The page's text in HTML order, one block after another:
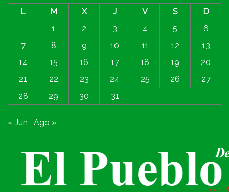
L
M X J V S
D
1
2 3 4 5
6
7
8 9 10 11 12
13
14
15 16 17 18 19
20
21
22 23 24 25 26
27
28
29 30 31
« Jun Ago »